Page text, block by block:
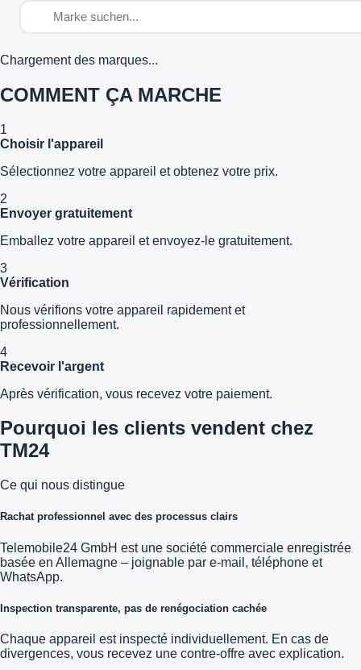
Chargement des marques...
COMMENT ÇA MARCHE
1
Choisir l'appareil
Sélectionnez votre appareil et obtenez votre prix.
2
Envoyer gratuitement
Emballez votre appareil et envoyez-le gratuitement.
3
Vérification
Nous vérifions votre appareil rapidement et
professionnellement.
4
Recevoir l'argent
Après vérification, vous recevez votre paiement.
Pourquoi les clients vendent chez
TM24
Ce qui nous distingue
Rachat professionnel avec des processus clairs
Telemobile24 GmbH est une société commerciale enregistrée
basée en Allemagne – joignable par e-mail, téléphone et
WhatsApp.
Inspection transparente, pas de renégociation cachée
Chaque appareil est inspecté individuellement. En cas de
divergences, vous recevez une contre-offre avec explication.